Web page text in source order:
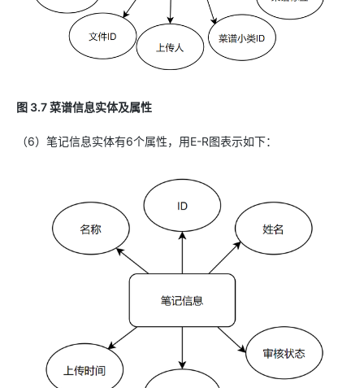
图 3.7 菜谱信息实体及属性
（6）笔记信息实体有6个属性，用E-R图表示如下：